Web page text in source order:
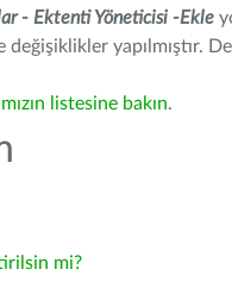
- Ektenti Yöneticisi -Ekle
yapılmıştır.
listesine bakın.
mi?